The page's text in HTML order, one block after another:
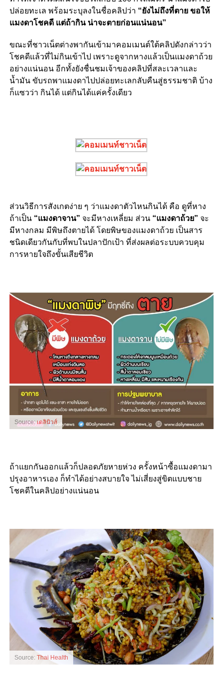
ปล่อยทะเล พร้อมระบุลงในชื่อคลิปว่า “ยังไม่ถึงที่ตาย ขอให้
แมงดาโชคดี แต่ถ้ากิน น่าจะตายก่อนแน่นอน”
ขณะที่ชาวเน็ตต่างพากันเข้ามาคอมเมนต์ใต้คลิปดังกล่าวว่า
โชคดีแล้วที่ไม่กินเข้าไป เพราะดูจากหางแล้วเป็นแมงดาถ้วย
อย่างแน่นอน อีกทั้งยังชื่นชมเจ้าของคลิปที่สละเวลาและ
น้ำมัน ขับรถพาแมงดาไปปล่อยทะเลกลับคืนสู่ธรรมชาติ บ้าง
ก็แซวว่า กินได้ แต่กินได้แค่ครั้งเดียว
ส่วนวิธีการสังเกตง่าย ๆ ว่าแมงดาตัวไหนกินได้ คือ ดูที่หาง
ถ้าเป็น“แมงดาจาน” จะมีหางเหลี่ยม ส่วน “แมงดาถ้วย” จะ
มีหางกลม มีพิษถึงตายได้ โดยพิษของแมงดาถ้วย เป็นสาร
ชนิดเดียวกันกับที่พบในปลาปักเป้า ที่ส่งผลต่อระบบควบคุม
การหายใจถึงขั้นเสียชีวิต
Source:เดลินิวส์
ถ้าแยกกันออกแล้วก็ปลอดภัยหายห่วง ครั้งหน้าซื้อแมงดามา
ปรุงอาหารเอง ก็ทำได้อย่างสบายใจ ไม่เสี่ยงสู่ขิตแบบชาย
โชคดีในคลิปอย่างแน่นอน
Source: Thai Health